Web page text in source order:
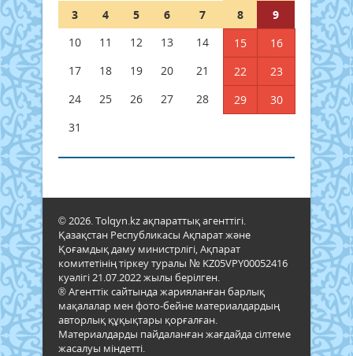
3
4 5 6 7 8
9
10
11 12 13 14 15
16
17
18 19 20 21 22
23
24
25 26 27 28 29
30
31
© 2026. Tolqyn.kz ақпараттық агенттігі.
Қазақстан Республикасы Ақпарат және
Қоғамдық даму министрлігі, Ақпарат
комитетінің тіркеу туралы № KZ05VPY00052416
куәлігі 21.07.2022 жылы берілген.
® Агенттік сайтында жарияланған барлық
мақалалар мен фото-бейне материалдардың
авторлық құқықтары қорғалған.
Материалдарды пайдаланған жағдайда сілтеме
жасалуы міндетті.